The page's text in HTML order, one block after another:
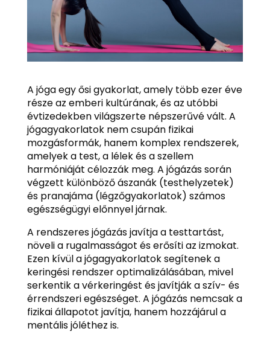
A jóga egy ősi gyakorlat, amely több ezer éve
része az emberi kultúrának, és az utóbbi
évtizedekben világszerte népszerűvé vált. A
jógagyakorlatok nem csupán fizikai
mozgásformák, hanem komplex rendszerek,
amelyek a test, a lélek és a szellem
harmóniáját célozzák meg. A jógázás során
végzett különböző ászanák (testhelyzetek)
és pranajáma (légzőgyakorlatok) számos
egészségügyi előnnyel járnak.
A rendszeres jógázás javítja a testtartást,
növeli a rugalmasságot és erősíti az izmokat.
Ezen kívül a jógagyakorlatok segítenek a
keringési rendszer optimalizálásában, mivel
serkentik a vérkeringést és javítják a szív- és
érrendszeri egészséget. A jógázás nemcsak a
fizikai állapotot javítja, hanem hozzájárul a
mentális jóléthez is.